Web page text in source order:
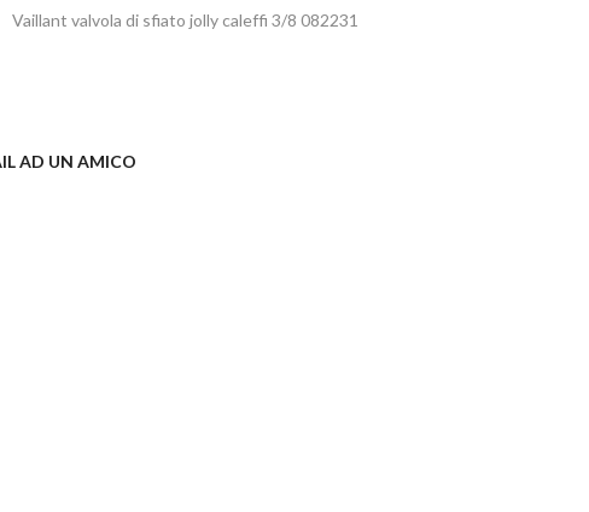
Vaillant valvola di sfiato jolly caleffi 3/8 082231
AD UN AMICO